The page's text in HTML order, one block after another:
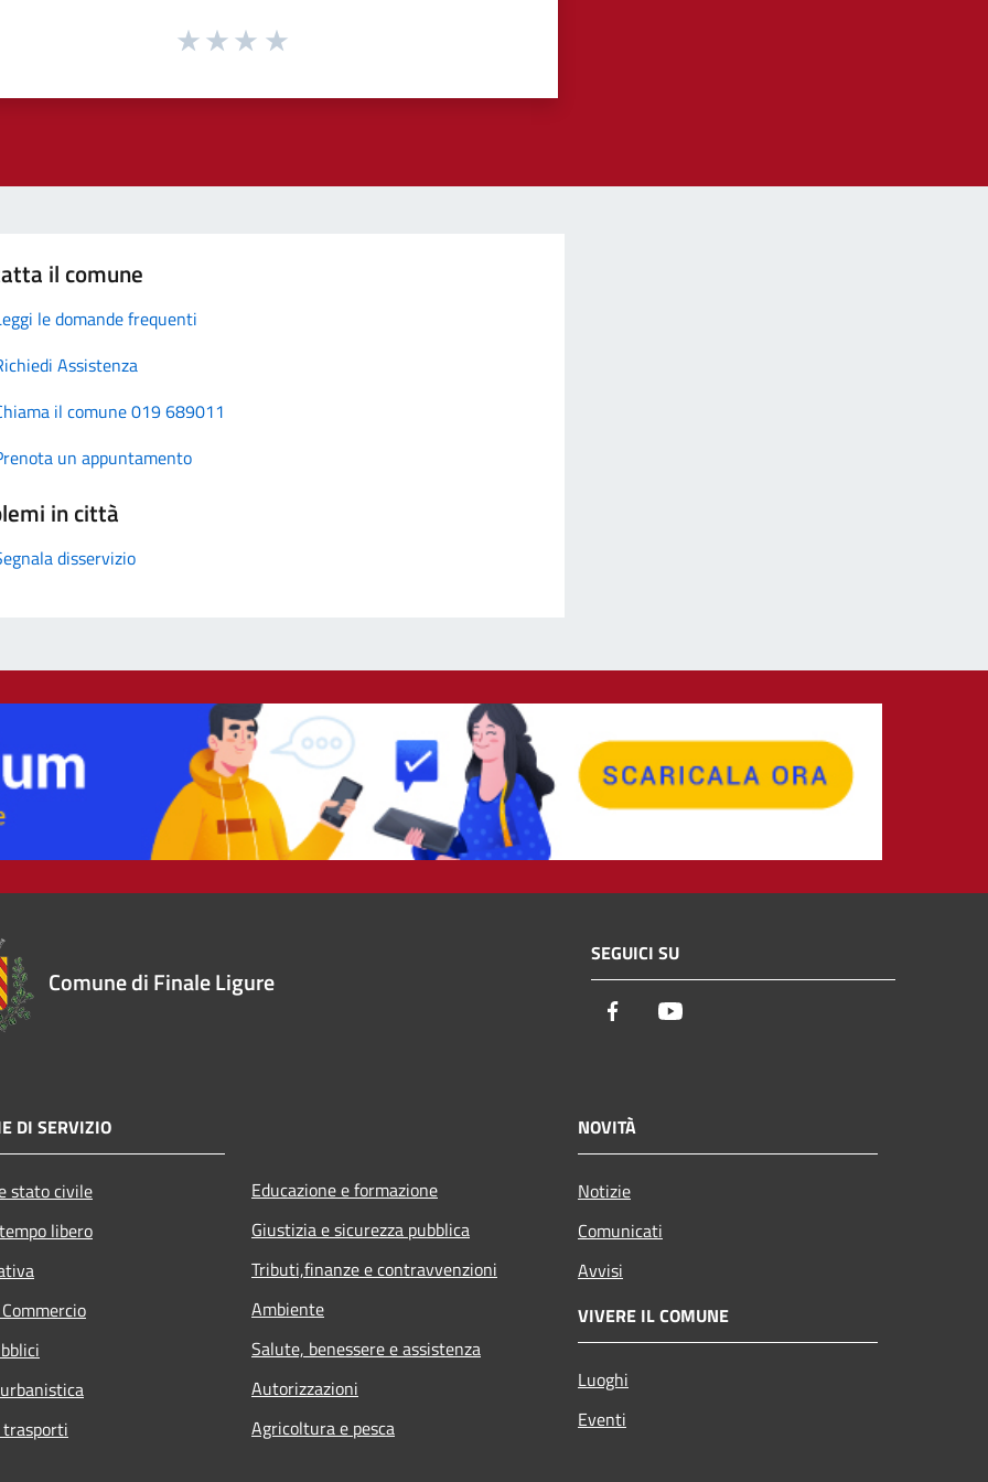
il comune
le domande frequenti
Assistenza
il comune 019 689011
un appuntamento
in città
disservizio
Comune di Finale Ligure
SEGUICI SU
Facebook
DI SERVIZIO
stato civile
libero
Educazione e formazione
Giustizia e sicurezza pubblica
Tributi,finanze e contravvenzioni
Ambiente
Salute, benessere e assistenza
Autorizzazioni
Agricoltura e pesca
NOVITÀ
Notizie
Comunicati
Avvisi
VIVERE IL COMUNE
Luoghi
Eventi